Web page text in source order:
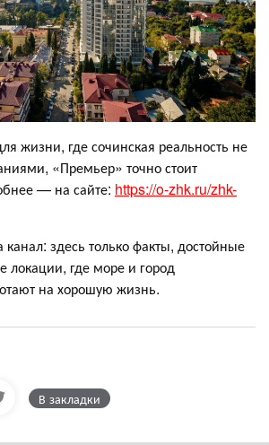
жизни, где сочинская реальность не
«Премьер» точно стоит
— на сайте: https://o-zhk.ru/zhk-
здесь только факты, достойные
локации, где море и город
на хорошую жизнь.
В закладки